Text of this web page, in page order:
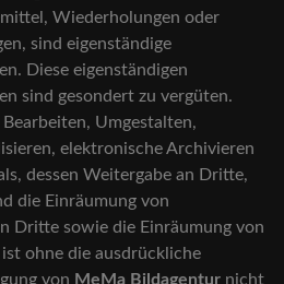
Wiederholungen oder
sind eigenständige
Diese eigenständigen
sind gesondert zu vergüten.
Umgestalten,
elektronische Archivieren
dessen Weitergabe an Dritte,
die Einräumung von
Dritte sowie die Einräumung von
ohne die ausdrückliche
von MeMa Bildagentur nicht